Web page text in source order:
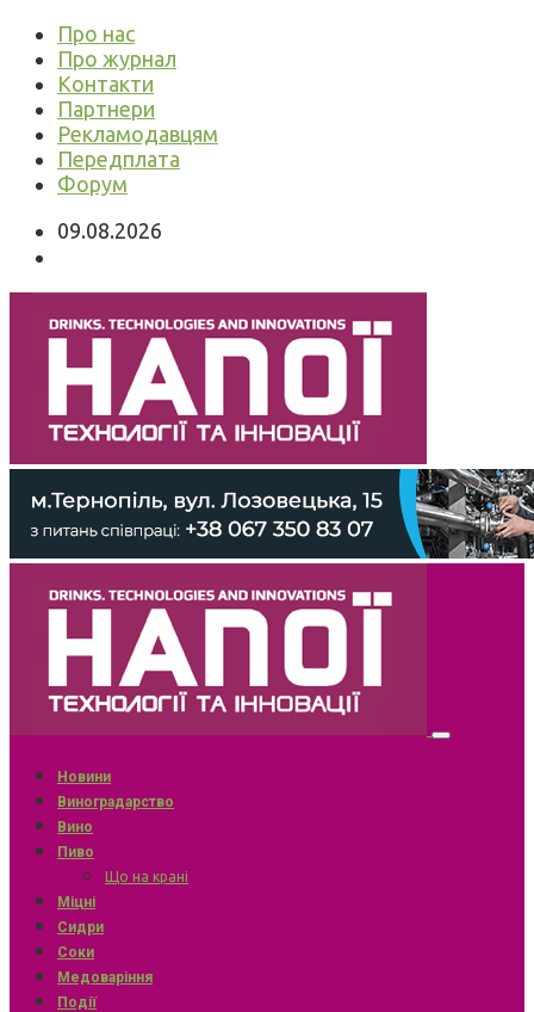
Про нас
Про журнал
Контакти
Партнери
Рекламодавцям
Передплата
Форум
09.08.2026
Новини
Виноградарство
Вино
Пиво
Що на крані
Міцні
Сидри
Соки
Медоваріння
Події